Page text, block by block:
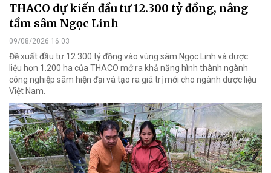
THACO dự kiến đầu tư 12.300 tỷ đồng, nâng
tầm sâm Ngọc Linh
09/08/2026 16:03
Đề xuất đầu tư 12.300 tỷ đồng vào vùng sâm Ngọc Linh và dược
liệu hơn 1.200 ha của THACO mở ra khả năng hình thành ngành
công nghiệp sâm hiện đại và tạo ra giá trị mới cho ngành dược liệu
Việt Nam.